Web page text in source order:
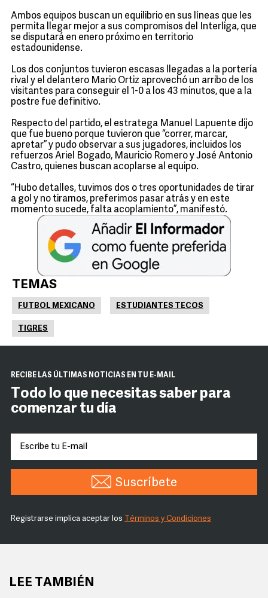
Ambos equipos buscan un equilibrio en sus líneas que les
permita llegar mejor a sus compromisos del Interliga, que
se disputará en enero próximo en territorio
estadounidense.
Los dos conjuntos tuvieron escasas llegadas a la portería
rival y el delantero Mario Ortiz aprovechó un arribo de los
visitantes para conseguir el 1-0 a los 43 minutos, que a la
postre fue definitivo.
Respecto del partido, el estratega Manuel Lapuente dijo
que fue bueno porque tuvieron que “correr, marcar,
apretar” y pudo observar a sus jugadores, incluidos los
refuerzos Ariel Bogado, Mauricio Romero y José Antonio
Castro, quienes buscan acoplarse al equipo.
“Hubo detalles, tuvimos dos o tres oportunidades de tirar
a gol y no tiramos, preferimos pasar atrás y en este
momento sucede, falta acoplamiento”, manifestó.
TEMAS
FUTBOL MEXICANO ESTUDIANTES TECOS
TIGRES
RECIBE LAS ÚLTIMAS NOTICIAS EN TU E-MAIL
Todo lo que necesitas saber para
comenzar tu día
Suscríbete
Registrarse implica aceptar los Términos y Condiciones
LEE TAMBIÉN